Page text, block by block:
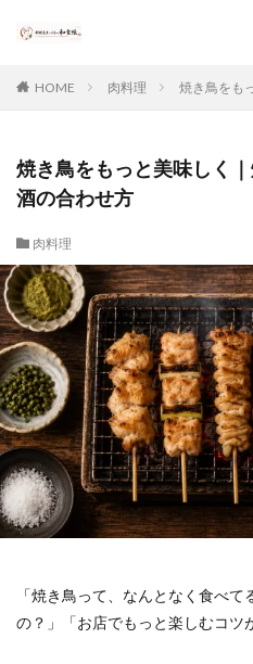
HOME 肉料理 焼き鳥をも
焼き鳥をもっと美味しく
酒の合わせ方
肉料理
「焼き鳥って、なんとなく食べ
の？」「お店でもっと楽しむコツ